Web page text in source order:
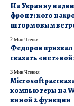
На Украину
фронт: кого
штормовым
2 Мин Чтения
Федоров
сказать «нет»
3 Мин Чтения
Microsoft
компьютеры на
виной 2 функции